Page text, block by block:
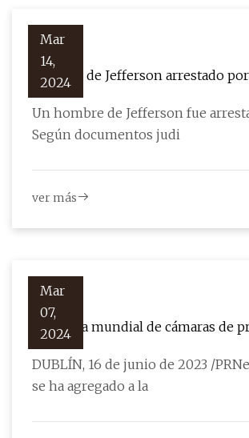
Mar
14,
2024
Hombre de Jefferson arrestado
Un hombre de Jefferson fue
Según documentos judi
ver más
Mar
07,
2024
Industria mundial de cámaras de
DUBLÍN, 16 de junio de 2023 /
se ha agregado a la